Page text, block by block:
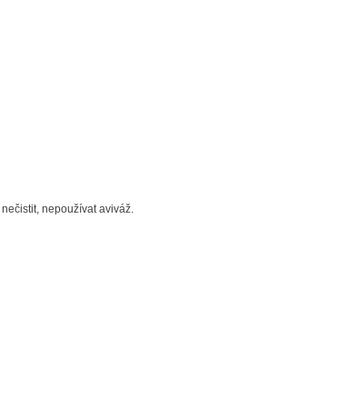
nepoužívat aviváž.